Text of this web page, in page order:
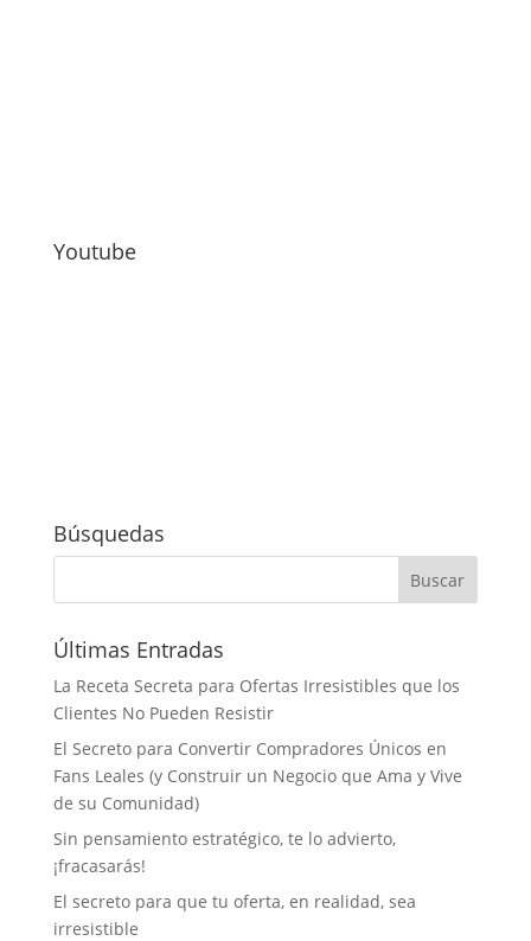
Youtube
Búsquedas
Últimas Entradas
La Receta Secreta para Ofertas Irresistibles que los
Clientes No Pueden Resistir
El Secreto para Convertir Compradores Únicos en
Fans Leales (y Construir un Negocio que Ama y Vive
de su Comunidad)
Sin pensamiento estratégico, te lo advierto,
¡fracasarás!
El secreto para que tu oferta, en realidad, sea
irresistible